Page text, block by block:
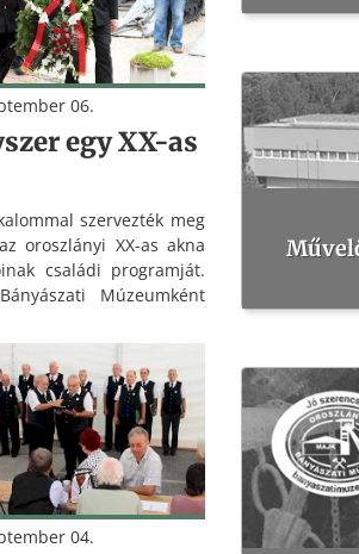
06.
egy XX-as
szervezték meg
oroszlányi XX-as akna
családi programját.
Múzeumként
köszöntötte a
aki maga is az üzem
1980-tól a 2000. évi
04.